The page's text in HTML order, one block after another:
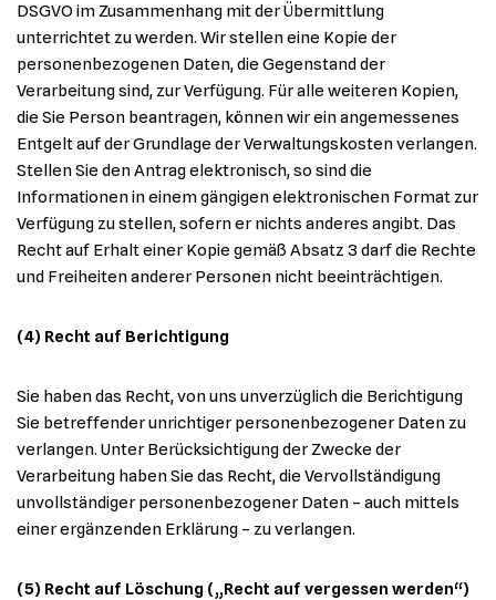
DSGVO im Zusammenhang mit der Übermittlung
unterrichtet zu werden. Wir stellen eine Kopie der
personenbezogenen Daten, die Gegenstand der
Verarbeitung sind, zur Verfügung. Für alle weiteren Kopien,
die Sie Person beantragen, können wir ein angemessenes
Entgelt auf der Grundlage der Verwaltungskosten verlangen.
Stellen Sie den Antrag elektronisch, so sind die
Informationen in einem gängigen elektronischen Format zur
Verfügung zu stellen, sofern er nichts anderes angibt. Das
Recht auf Erhalt einer Kopie gemäß Absatz 3 darf die Rechte
und Freiheiten anderer Personen nicht beeinträchtigen.
(4) Recht auf Berichtigung
Sie haben das Recht, von uns unverzüglich die Berichtigung
Sie betreffender unrichtiger personenbezogener Daten zu
verlangen. Unter Berücksichtigung der Zwecke der
Verarbeitung haben Sie das Recht, die Vervollständigung
unvollständiger personenbezogener Daten – auch mittels
einer ergänzenden Erklärung – zu verlangen.
(5) Recht auf Löschung („Recht auf vergessen werden“)